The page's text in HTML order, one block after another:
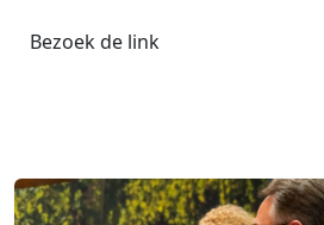
Bezoek de link